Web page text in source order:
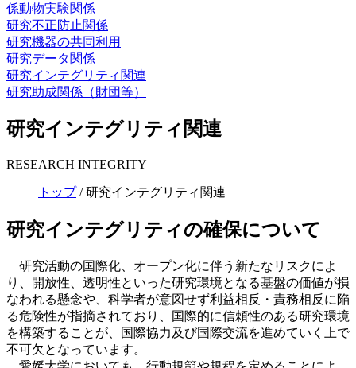
係動物実験関係
研究不正防止関係
研究機器の共同利用
研究データ関係
研究インテグリティ関連
研究助成関係（財団等）
研究インテグリティ関連
RESEARCH INTEGRITY
トップ/研究インテグリティ関連
研究インテグリティの確保について​
研究活動の国際化、オープン化に伴う新たなリスクによ
り、開放性、透明性といった研究環境となる基盤の価値が損
なわれる懸念や、科学者が意図せず利益相反・責務相反に陥
る危険性が指摘されており、国際的に信頼性のある研究環境
を構築することが、国際協力及び国際交流を進めていく上で
不可欠となっています。​